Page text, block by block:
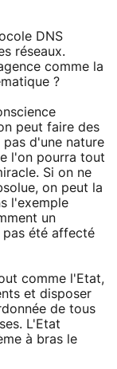
DNS
réseaux.
comme la
?
peut faire des
pas d'une nature
l'on pourra tout
Si on ne
on peut la
l'exemple
un
pas été affecté
comme l'Etat,
et disposer
de tous
L'Etat
à bras le